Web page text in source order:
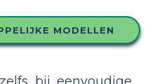
MODELLEN